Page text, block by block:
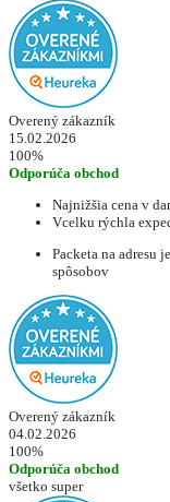
Overený zákazník
15.02.2026
100%
Odporúča obchod
Najnižšia cena v
Vcelku rýchla
Packeta na adresu
spôsobov
Overený zákazník
04.02.2026
100%
Odporúča obchod
všetko super